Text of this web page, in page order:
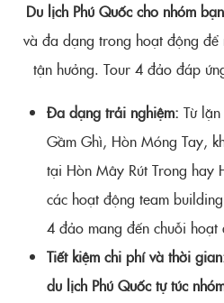
Du lịch Phú Quốc cho nhóm bạn
và đa dạng trong hoạt động để
tận hưởng. Tour 4 đảo đáp
Đa dạng trải nghiệm: Từ
Gầm Ghì, Hòn Móng Tay,
tại Hòn Mây Rút Trong hay
các hoạt động team
4 đảo mang đến chuỗi hoạt
Tiết kiệm chi phí và thời
du lịch Phú Quốc tự túc